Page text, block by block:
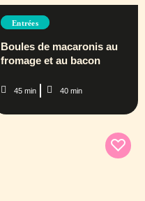
Entrées
Boules de macaronis au
fromage et au bacon
45 min 40 min